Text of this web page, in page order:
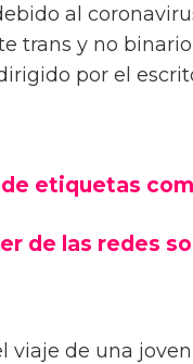
al
trans y no
por el
etiquetas
de las redes
de una